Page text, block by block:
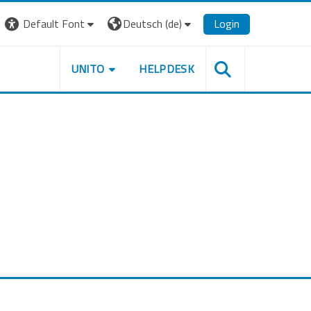
Default Font
Deutsch ‎(de)‎ Login
UNITO HELPDESK